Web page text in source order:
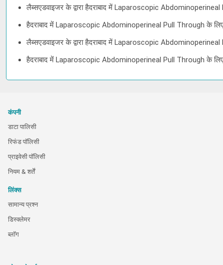
लैब्सएडवाइजर के द्वारा हैदराबाद में Laparoscopic
हैदराबाद में Laparoscopic Abdominoperineal Pull Through के
लैब्सएडवाइजर के द्वारा हैदराबाद में Laparoscopic
हैदराबाद में Laparoscopic Abdominoperineal Pull Through के
कंपनी
डाटा पालिसी
रिफंड पॉलिसी
प्राइवेसी पॉलिसी
नियम & शर्तें
लिंक्स
सामान्य प्रश्न
डिस्क्लेमर
ब्लॉग